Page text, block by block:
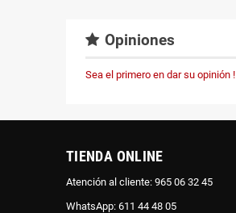
Opiniones
Sea el primero en dar su opinión !
TIENDA ONLINE
Atención al cliente: 965 06 32 45
WhatsApp: 611 44 48 05